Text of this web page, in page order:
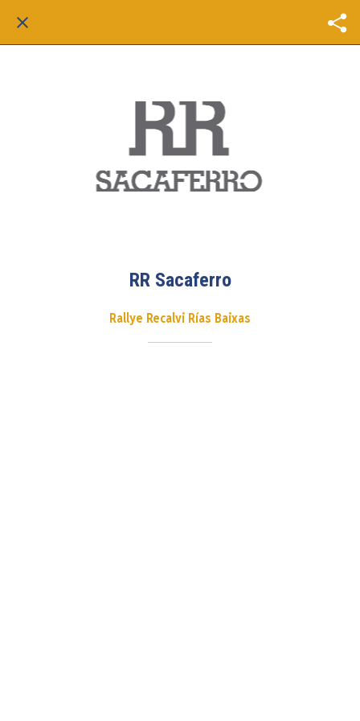
RR Sacaferro
Rallye Recalvi Rías Baixas